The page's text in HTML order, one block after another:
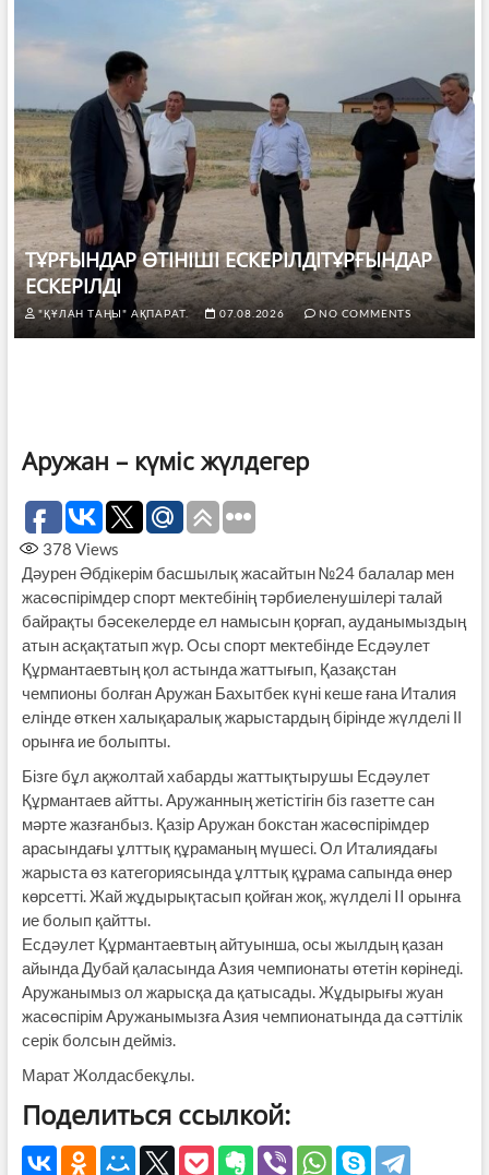
ТҰРҒЫНДАР ӨТІНІШІ ЕСКЕРІЛДІТҰРҒЫНДАР
ЕСКЕРІЛДІ
"ҚҰЛАН ТАҢЫ" АҚПАРАТ. 07.08.2026 NO COMMENTS
Аружан – күміс жүлдегер
378 Views
Дәурен Әбдікерім басшылық жасайтын №24 балалар мен
жасөспірімдер спорт мектебінің тәрбиеленушілері талай
байрақты бәсекелерде ел намысын қорғап, ауданымыздың
атын асқақтатып жүр. Осы спорт мектебінде Есдәулет
Құрмантаевтың қол астында жаттығып, Қазақстан
чемпионы болған Аружан Бахытбек күні кеше ғана Италия
елінде өткен халықаралық жарыстардың бірінде жүлделі ІІ
орынға ие болыпты.
Бізге бұл ақжолтай хабарды жаттықтырушы Есдәулет
Құрмантаев айтты. Аружанның жетістігін біз газетте сан
мәрте жазғанбыз. Қазір Аружан бокстан жасөспірімдер
арасындағы ұлттық құраманың мүшесі. Ол Италиядағы
жарыста өз категориясында ұлттық құрама сапында өнер
көрсетті. Жай жұдырықтасып қойған жоқ, жүлделі II орынға
ие болып қайтты.
Есдәулет Құрмантаевтың айтуынша, осы жылдың қазан
айында Дубай қаласында Азия чемпионаты өтетін көрінеді.
Аружанымыз ол жарысқа да қатысады. Жұдырығы жуан
жасөспірім Аружанымызға Азия чемпионатында да сәттілік
серік болсын дейміз.
Марат Жолдасбекұлы.
Поделиться ссылкой: